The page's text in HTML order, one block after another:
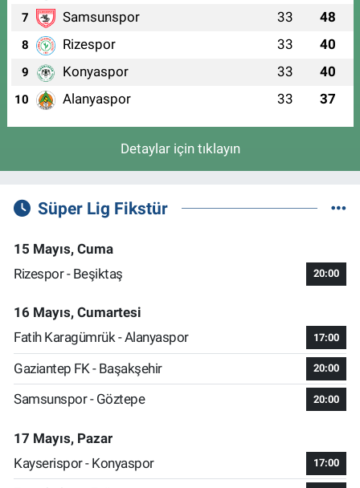
7 Samsunspor 33 48
8 Rizespor 33 40
9 Konyaspor 33 40
10 Alanyaspor 33 37
Detaylar için tıklayın
Süper Lig Fikstür
15 Mayıs, Cuma
Rizespor - Beşiktaş
20:00
16 Mayıs, Cumartesi
Fatih Karagümrük - Alanyaspor
17:00
Gaziantep FK - Başakşehir 20:00
Samsunspor - Göztepe 20:00
17 Mayıs, Pazar
Kayserispor - Konyaspor
17:00